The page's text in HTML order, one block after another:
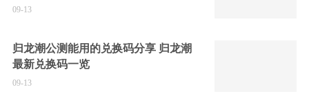
09-13
归龙潮公测能用的兑换码分享 归龙潮
最新兑换码一览
09-13